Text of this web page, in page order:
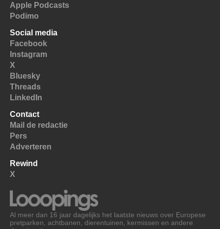
Apple Podcasts
Podimo
Social media
Facebook
Instagram
X
Bluesky
Threads
LinkedIn
Contact
Mail de redactie
Pers
Adverteren
Rewind
X
Al meer dan 16 jaar dagelijks het laatste nieuws over Europese
pretparken, achtbanen, dierentuinen, kermissen en andere